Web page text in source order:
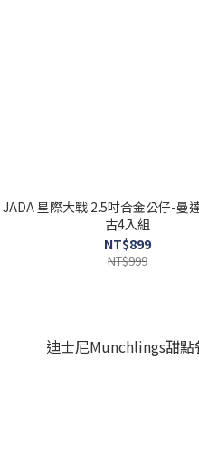
JADA 星際大戰 2.5吋合金公仔-曼
古4入組
NT$899
NT$999